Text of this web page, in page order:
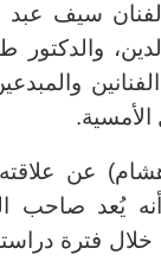
والفنان سيف
والدكتور
عن
أنه يُعد صاحب
فترة